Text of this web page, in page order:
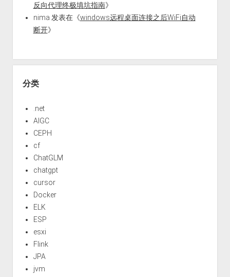
反向代理终极填坑指南》
nima 发表在《windows远程桌面连接之后WiFi自动
断开》
分类
.net
AIGC
CEPH
cf
ChatGLM
chatgpt
cursor
Docker
ELK
ESP
esxi
Flink
JPA
jvm